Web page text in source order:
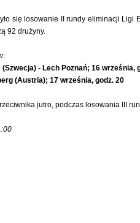
się losowanie II rundy eliminacji Ligi
92 drużyny.
- Lech Poznań; 16 września,
(Austria); 17 września, godz. 20
jutro, podczas losowania III